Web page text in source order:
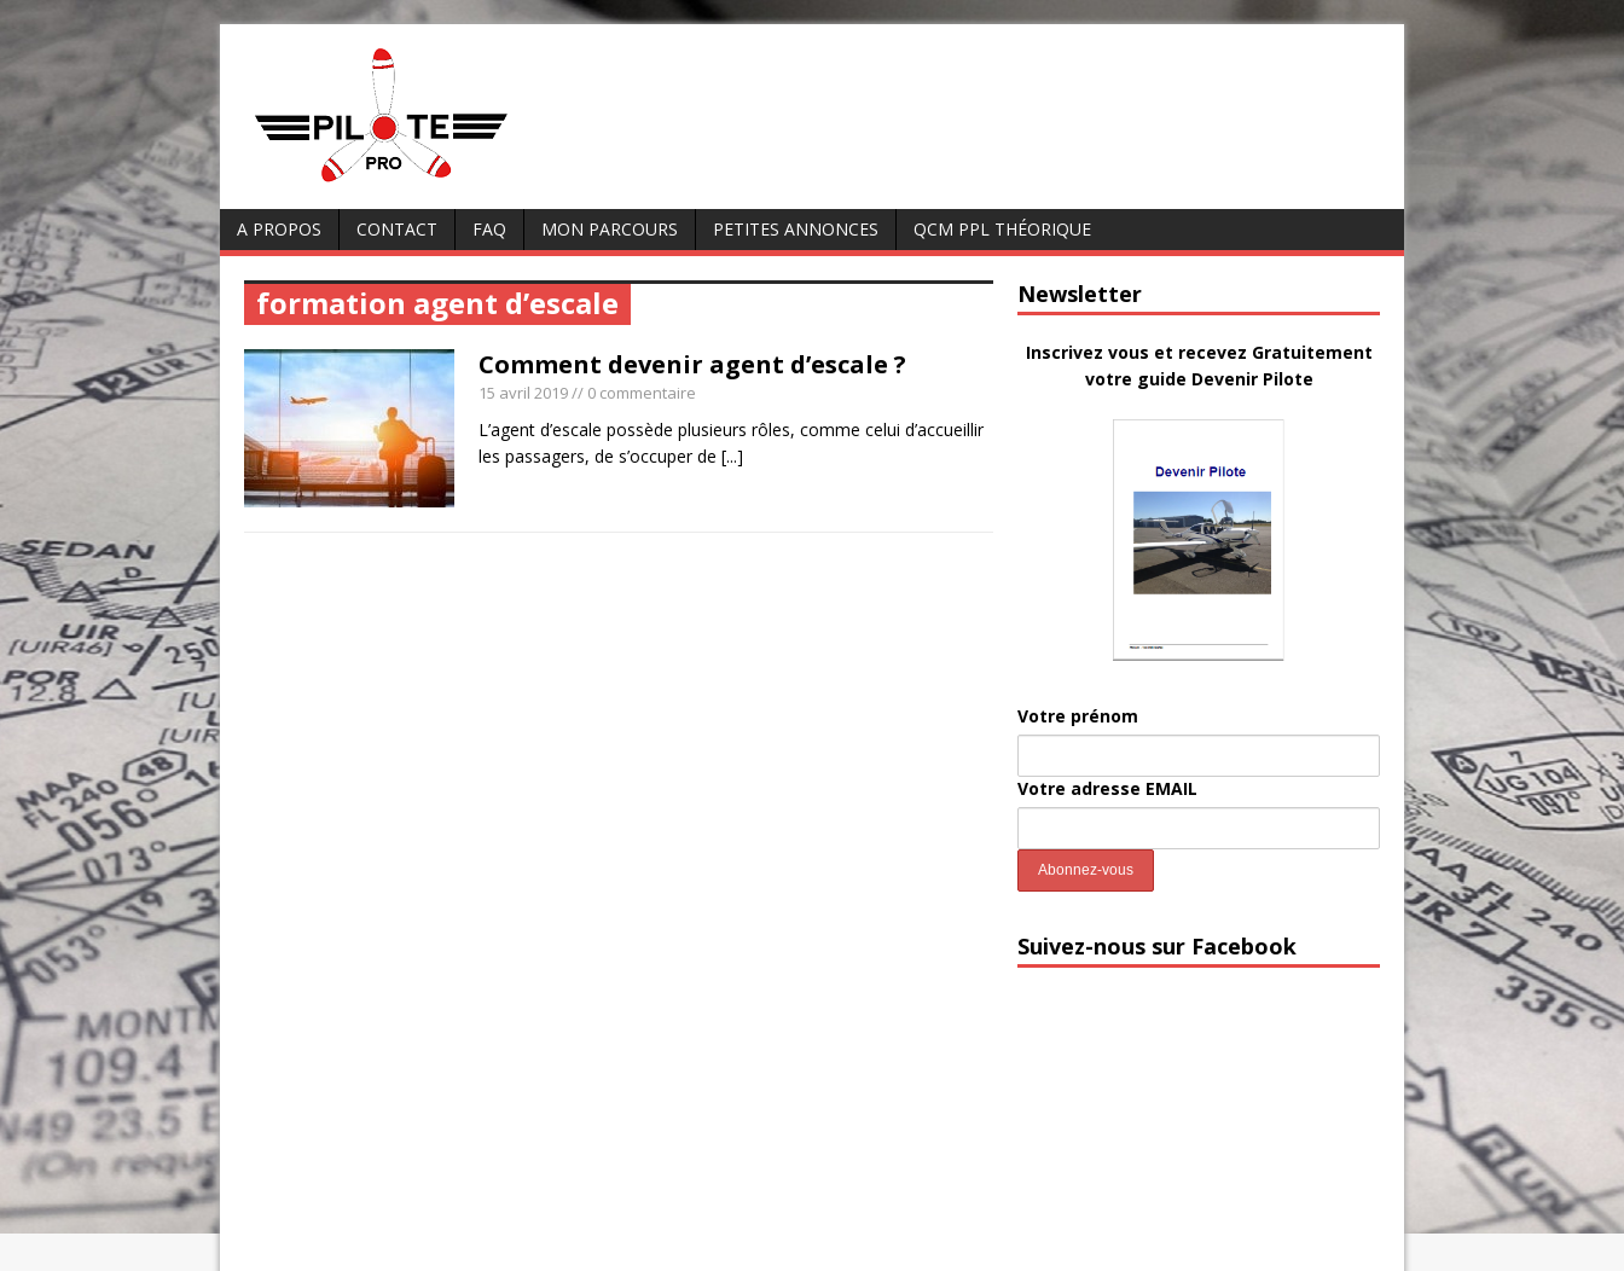
A PROPOS CONTACT FAQ MON PARCOURS PETITES ANNONCES QCM PPL THÉORIQUE
formation agent d’escale
Comment devenir agent d’escale ?
15 avril 2019// 0 commentaire
L’agent d’escale possède plusieurs rôles, comme celui d’accueillir
les passagers, de s’occuper de [...]
Newsletter
Inscrivez vous et recevez Gratuitement
votre guide Devenir Pilote
Votre prénom
Votre adresse EMAIL
Suivez-nous sur Facebook